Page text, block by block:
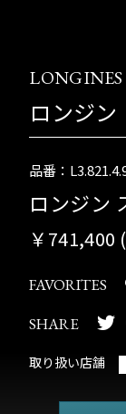
LONGINES
ロンジン
品番：
ロンジン
￥741,400
FAVORITES
SHARE
取り扱い店舗